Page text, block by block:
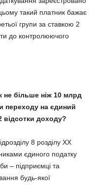
такий платник бажає
групи за ставкою 2
до контролюючого
не більше ніж 10 млрд
переходу на єдиний
відсотки доходу?
8 розділу ХХ
єдиного податку
– підприємці та
будь-якої